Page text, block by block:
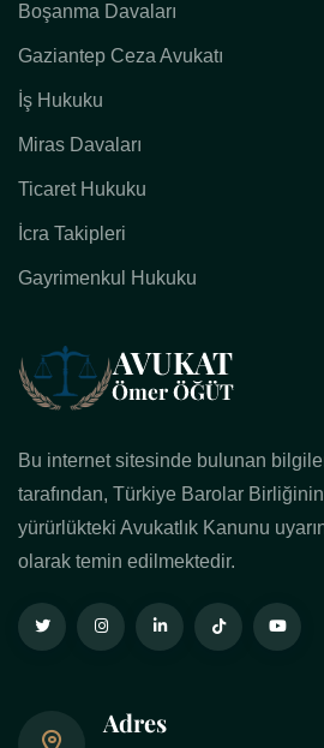
Boşanma Davaları
Gaziantep Ceza Avukatı
İş Hukuku
Miras Davaları
Ticaret Hukuku
İcra Takipleri
Gayrimenkul Hukuku
Bu internet sitesinde bulunan
tarafından, Türkiye Barolar
yürürlükteki Avukatlık Kanunu
olarak temin edilmektedir.
Adres